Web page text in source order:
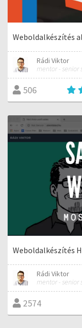
Weboldalkészítés
Rádi Viktor
mentor - senior
506
Weboldalkészítés
Rádi Viktor
mentor - senior
2574